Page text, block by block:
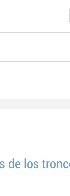
de los